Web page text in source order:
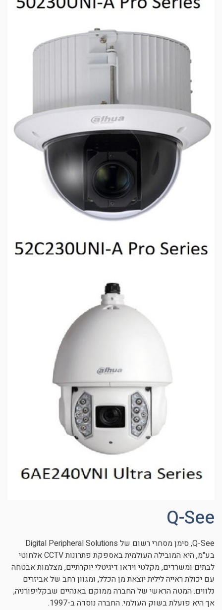
Q-See
Q-See, סימן מסחרי רשום של Digital Peripheral Solutions
בע"מ, היא המובילה העולמית באספקת פתרונות CCTV אלחוטי
לבתים ומשרדים, מקלטי וידאו דיגיטלי יוקרתיים, מצלמות אבטחה
עם יכולת ראייה לילית יוצאת מן הכלל, ומגוון רחב של אביזרים
נלווים. המטה הראשי של החברה ממוקם באנהיים שבקליפורניה,
אך היא פועלת בשוק העולמי. החברה נוסדה ב-1997.